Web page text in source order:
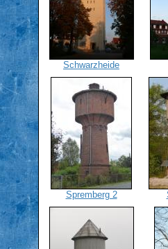
Schwarzheide
Spremberg 2